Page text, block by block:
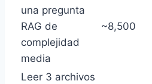
una pregunta
RAG de
complejidad
media
~8,500
Leer 3 archivos